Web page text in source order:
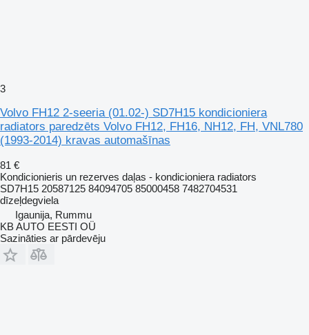
3
Volvo FH12 2-seeria (01.02-) SD7H15 kondicioniera
radiators paredzēts Volvo FH12, FH16, NH12, FH, VNL780
(1993-2014) kravas automašīnas
81 €
Kondicionieris un rezerves daļas - kondicioniera radiators
SD7H15 20587125 84094705 85000458 7482704531
dīzeļdegviela
Igaunija, Rummu
KB AUTO EESTI OÜ
Sazināties ar pārdevēju